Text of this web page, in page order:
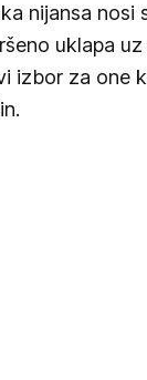
nijansa nosi
uklapa
izbor za one